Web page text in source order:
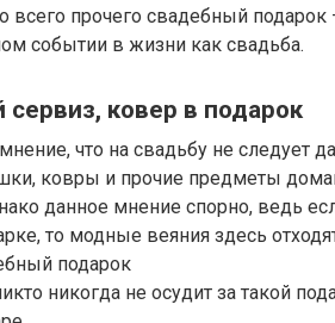
всего прочего свадебный подарок
событии в жизни как свадьба.
сервиз, ковер в подарок
что на свадьбу не следует
ковры и прочие предметы
данное мнение спорно, ведь
то модные веяния здесь
никогда не осудит за такой